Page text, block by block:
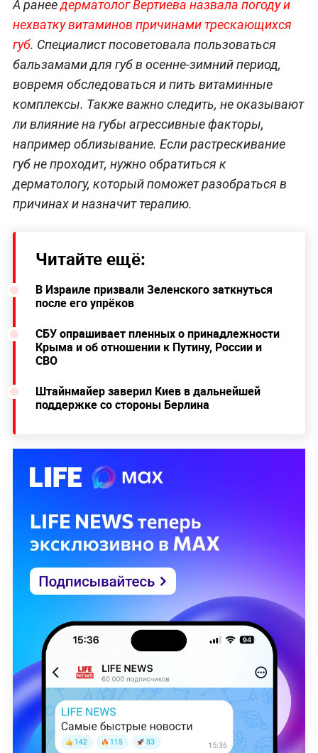
А ранеедерматолог Вертиева назвала погоду и
нехватку витаминов причинами трескающихся
губ. Специалист посоветовала пользоваться
бальзамами для губ в осенне-зимний период,
вовремя обследоваться и пить витаминные
комплексы. Также важно следить, не оказывают
ли влияние на губы агрессивные факторы,
например облизывание. Если растрескивание
губ не проходит, нужно обратиться к
дерматологу, который поможет разобраться в
причинах и назначит терапию.
Читайте ещё:
В Израиле призвали Зеленского заткнуться
после его упрёков
СБУ опрашивает пленных о принадлежности
Крыма и об отношении к Путину, России и
СВО
Штайнмайер заверил Киев в дальнейшей
поддержке со стороны Берлина